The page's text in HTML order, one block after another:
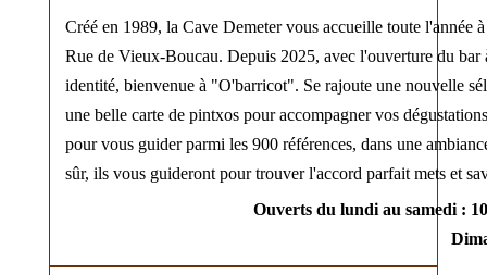
Créé en 1989, la Cave Demeter vous accueille toute l'année
Rue de Vieux-Boucau. Depuis 2025, avec l'ouverture du bar
identité, bienvenue à "O'barricot". Se rajoute une nouvelle
une belle carte de pintxos pour accompagner vos
pour vous guider parmi les 900 références, dans une
sûr, ils vous guideront pour trouver l'accord parfait mets et
Ouverts du lundi au samedi :